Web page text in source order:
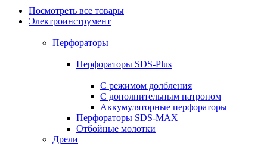
Посмотреть все товары
Электроинструмент
Перфораторы
Перфораторы SDS-Plus
С режимом долбления
С дополнительным патроном
Аккумуляторные перфораторы
Перфораторы SDS-MAX
Отбойные молотки
Дрели